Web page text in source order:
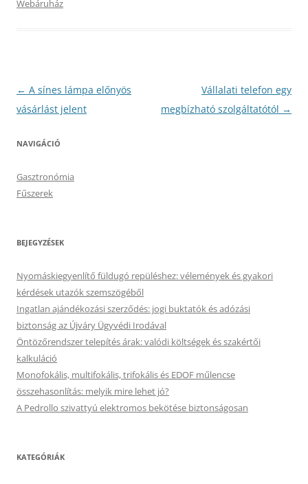
Webáruház
Bejegyzés
navigáció
← A sínes lámpa előnyös
vásárlást jelent
Vállalati telefon egy
megbízható szolgáltatótól →
NAVIGÁCIÓ
Gasztronómia
Fűszerek
BEJEGYZÉSEK
Nyomáskiegyenlítő füldugó repüléshez: vélemények és gyakori
kérdések utazók szemszögéből
Ingatlan ajándékozási szerződés: jogi buktatók és adózási
biztonság az Újváry Ügyvédi Irodával
Öntözőrendszer telepítés árak: valódi költségek és szakértői
kalkuláció
Monofokális, multifokális, trifokális és EDOF műlencse
összehasonlítás: melyik mire lehet jó?
A Pedrollo szivattyú elektromos bekötése biztonságosan
KATEGÓRIÁK